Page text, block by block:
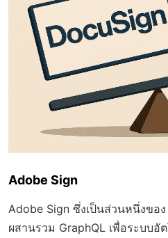
Adobe Sign
Adobe Sign ซึ่งเป็นส่วนหนึ่งขอ
ผสานรวม GraphQL เพื่อระบบอั